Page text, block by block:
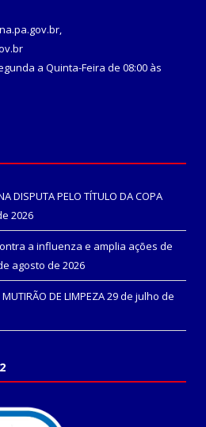
a Quinta-Feira de 08:00 às
DISPUTA PELO TÍTULO DA COPA
2026
a influenza e amplia ações de
agosto de 2026
DE LIMPEZA29 de julho de